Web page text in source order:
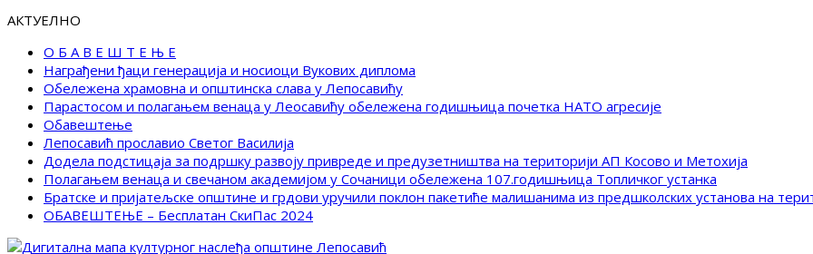
АКТУЕЛНО
О Б А В Е Ш Т Е Њ Е
Награђени ђаци генерација и носиоци Вукових диплома
Обележена храмовна и општинска слава у Лепосавићу
Парастосом и полагањем венаца у Леосавићу обележена годишњица почетка НАТО агресије
Обавештење
Лепосавић прославио Светог Василија
Додела подстицаја за подршку развоју привреде и предузетништва на територији АП Косово и Метохија
Полагањем венаца и свечаном академијом у Сочаници обележена 107.годишњица Топличког устанка
Братске и пријатељске општине и грдови уручили поклон пакетиће малишанима из предшколских установа на
ОБАВЕШТЕЊЕ – Бесплатан СкиПас 2024